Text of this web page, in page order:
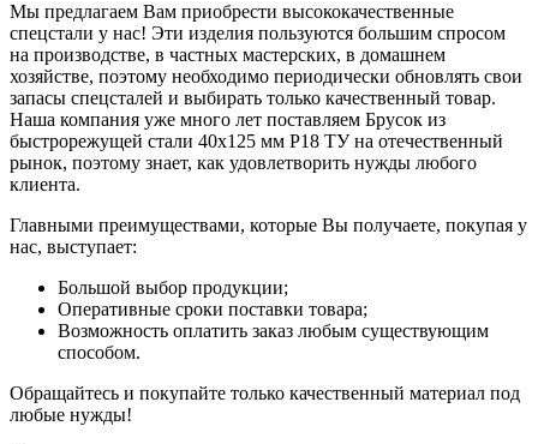
Мы предлагаем Вам приобрести высококачественные
спецстали у нас! Эти изделия пользуются большим спросом
на производстве, в частных мастерских, в домашнем
хозяйстве, поэтому необходимо периодически обновлять свои
запасы спецсталей и выбирать только качественный товар.
Наша компания уже много лет поставляем Брусок из
быстрорежущей стали 40x125 мм Р18 ТУ на отечественный
рынок, поэтому знает, как удовлетворить нужды любого
клиента.
Главными преимуществами, которые Вы получаете, покупая у
нас, выступает:
Большой выбор продукции;
Оперативные сроки поставки товара;
Возможность оплатить заказ любым существующим
способом.
Обращайтесь и покупайте только качественный материал под
любые нужды!